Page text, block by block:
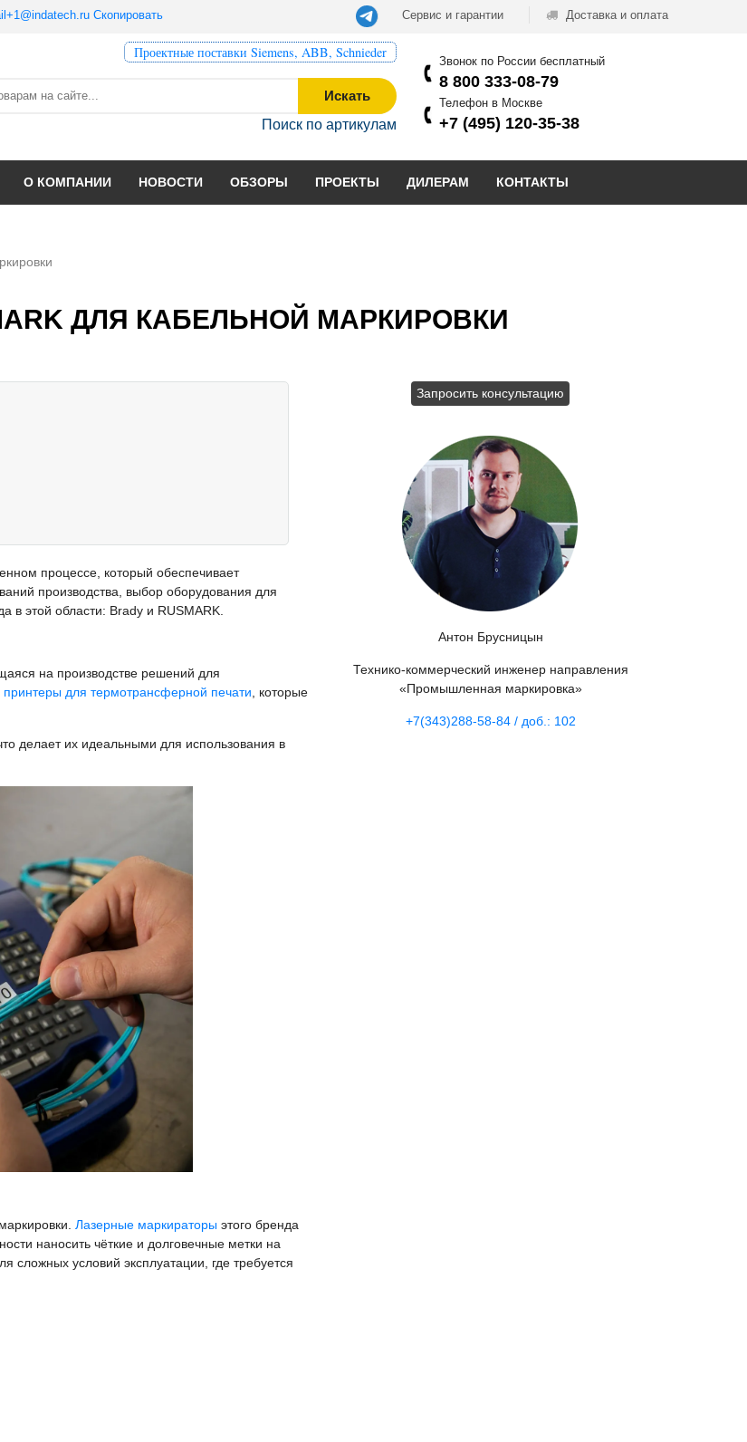
Скопировать Сервис и гарантии Доставка и оплата
Проектные поставки Siemens, ABB, Schnieder
Искать
Поиск по артикулам
Звонок по России бесплатный
8 800 333-08-79
Телефон в Москве
+7 (495) 120-35-38
О КОМПАНИИ НОВОСТИ ОБЗОРЫ ПРОЕКТЫ ДИЛЕРАМ КОНТАКТЫ
ДЛЯ КАБЕЛЬНОЙ МАРКИРОВКИ
процессе, который обеспечивает
производства, выбор оборудования для
в этой области: Brady и RUSMARK.
на производстве решений для
принтеры для термотрансферной печати , которые
делает их идеальными для использования в
Лазерные маркираторыэтого бренда
наносить чёткие и долговечные метки на
условий эксплуатации, где требуется
Запросить консультацию
Антон Брусницын
Технико-коммерческий инженер направления
«Промышленная маркировка»
+7(343)288-58-84 / доб.: 102